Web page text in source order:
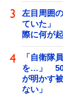
左目周囲
ていた」
際に何が
「自衛隊
を…」
が明かす
ない」